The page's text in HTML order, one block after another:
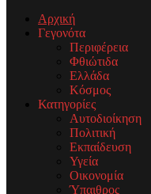
Αρχική
Γεγονότα
Περιφέρεια
Φθιώτιδα
Ελλάδα
Κόσμος
Κατηγορίες
Αυτοδιοίκηση
Πολιτική
Εκπαίδευση
Υγεία
Οικονομία
Ύπαιθρος